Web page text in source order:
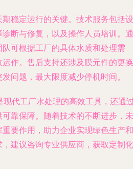
稳定运行的关键。技术服务包括设
断与修复，以及操作人员培训。通
可根据工厂的具体水质和处理需
作。售后支持还涉及膜元件的更换
问题，最大限度减少停机时间。
代工厂水处理的高效工具，还通
靠保障。随着技术的不断进步，未
要作用，助力企业实现绿色生产和
建议咨询专业供应商，获取定制化